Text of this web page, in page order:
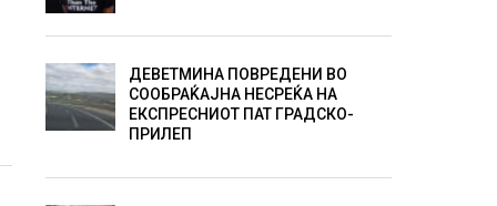
ДЕВЕТМИНА ПОВРЕДЕНИ ВО
СООБРАЌАЈНА НЕСРЕЌА НА
ЕКСПРЕСНИОТ ПАТ ГРАДСКО-
ПРИЛЕП